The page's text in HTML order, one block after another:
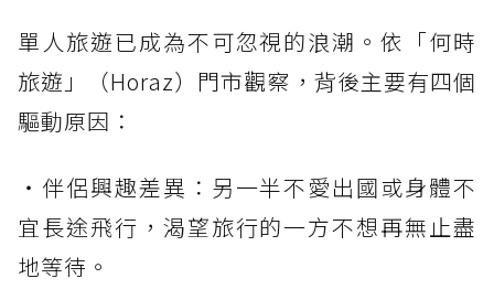
單人旅遊已成為不可忽視的浪潮。依「何時
旅遊」（Horaz）門市觀察，背後主要有四個
驅動原因：
・伴侶興趣差異：另一半不愛出國或身體不
宜長途飛行，渴望旅行的一方不想再無止盡
地等待。